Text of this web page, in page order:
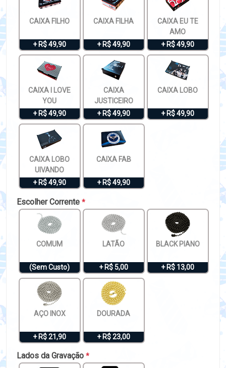
CAIXA FILHO
+ R$ 49,90
CAIXA FILHA
+ R$ 49,90
CAIXA EU TE
AMO
+ R$ 49,90
CAIXA I LOVE
YOU
+ R$ 49,90
CAIXA
JUSTICEIRO
+ R$ 49,90
CAIXA LOBO
+ R$ 49,90
CAIXA LOBO
UIVANDO
+ R$ 49,90
CAIXA FAB
+ R$ 49,90
Escolher Corrente *
COMUM
(Sem Custo)
LATÃO
+ R$ 5,00
BLACK PIANO
+ R$ 13,00
AÇO INOX
+ R$ 21,90
DOURADA
+ R$ 23,00
Lados da Gravação *